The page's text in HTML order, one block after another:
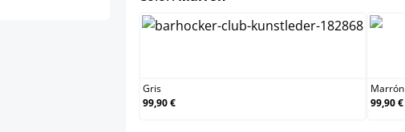
Gris
99,90 €
Marrón
99,90 €